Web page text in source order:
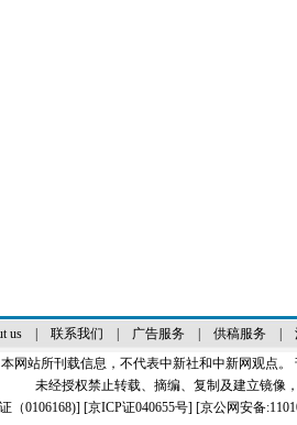
us| 联系我们 广告服务| 供稿服务|
本网站所刊载信息，不代表中新社和中新网观点。
未经授权禁止转载、摘编、复制及建立镜像
（0106168)] [京ICP证040655号] [京公网安备